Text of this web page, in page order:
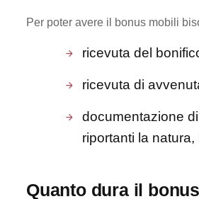
Per poter avere il bonus mobili
ricevuta del
ricevuta di
documentazione
riportanti la
Quanto dura il